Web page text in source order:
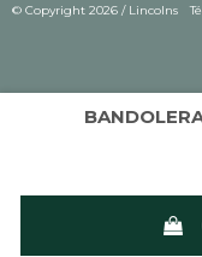
© Copyright 2026 / Lincolns